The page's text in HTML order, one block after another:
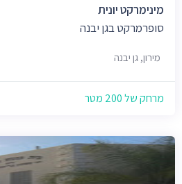
מינימרקט יונית
סופרמרקט בגן יבנה
מירון, גן יבנה
מרחק של 200 מטר